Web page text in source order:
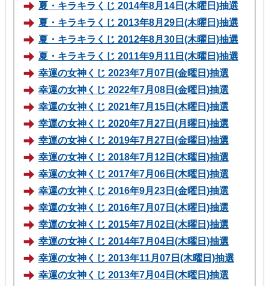
夏・キラキラくじ 2014年8月14日(木曜日)抽選
夏・キラキラくじ 2013年8月29日(木曜日)抽選
夏・キラキラくじ 2012年8月30日(木曜日)抽選
夏・キラキラくじ 2011年9月11日(木曜日)抽選
幸運の女神くじ 2023年7月07日(金曜日)抽選
幸運の女神くじ 2022年7月08日(金曜日)抽選
幸運の女神くじ 2021年7月15日(木曜日)抽選
幸運の女神くじ 2020年7月27日(月曜日)抽選
幸運の女神くじ 2019年7月27日(金曜日)抽選
幸運の女神くじ 2018年7月12日(木曜日)抽選
幸運の女神くじ 2017年7月06日(木曜日)抽選
幸運の女神くじ 2016年9月23日(金曜日)抽選
幸運の女神くじ 2016年7月07日(木曜日)抽選
幸運の女神くじ 2015年7月02日(木曜日)抽選
幸運の女神くじ 2014年7月04日(木曜日)抽選
幸運の女神くじ 2013年11月07日(木曜日)抽選
幸運の女神くじ 2013年7月04日(木曜日)抽選